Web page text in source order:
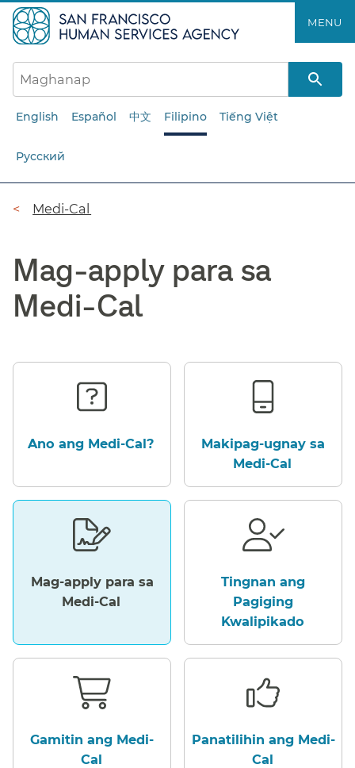
ang
pangunahing
nilalaman​​
MENU​​
English Español 中文 Filipino Tiếng Việt
Русский
Breadcrumb​​
Medi-Cal​​
Mag-apply para sa
Medi-Cal​​
Ano ang Medi-Cal?​​
Makipag-ugnay sa
Medi-Cal​​
Mag-apply para sa
Medi-Cal​​
Tingnan ang
Pagiging
Kwalipikado​​
Gamitin ang Medi-
Cal​​
Panatilihin ang Medi-
Cal​​